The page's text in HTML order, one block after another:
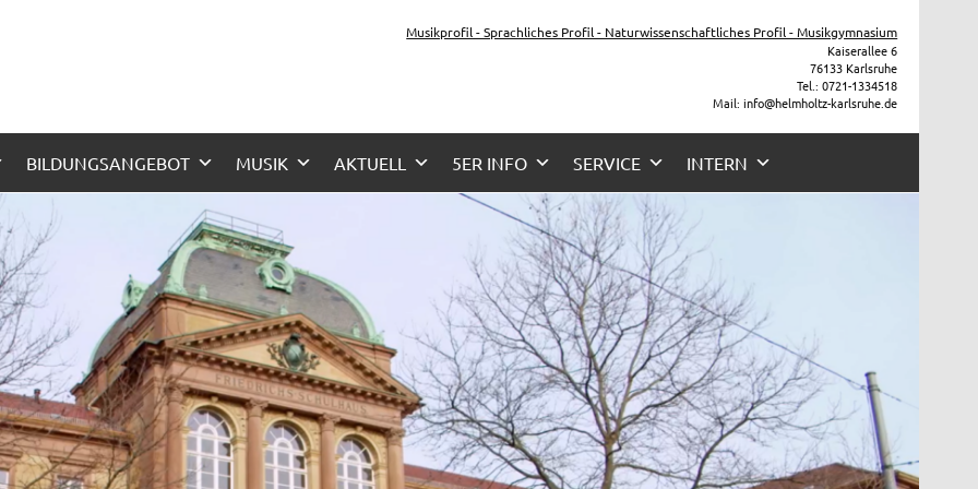
Gymnasium KarlsruheMusikprofil - Sprachliches Profil - Naturwissenschaftliches Profil - Musikgymnasium
Kaiserallee 6
76133 Karlsruhe
Tel.: 0721-1334518
Mail: info@helmholtz-karlsruhe.de
BILDUNGSANGEBOT MUSIK AKTUELL 5ER INFO SERVICE INTERN